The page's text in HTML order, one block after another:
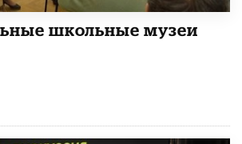
школьные музеи